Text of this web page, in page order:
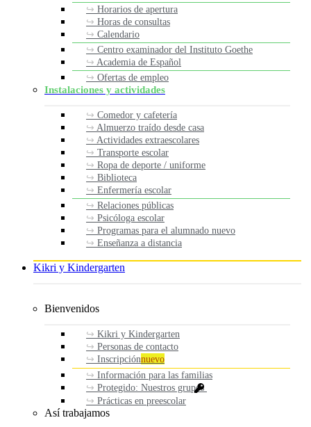
Horarios de apertura
Horas de consultas
Calendario
Centro examinador del Instituto Goethe
Academia de Español
Ofertas de empleo
Instalaciones y actividades
Comedor y cafetería
Almuerzo traído desde casa
Actividades extraescolares
Transporte escolar
Ropa de deporte / uniforme
Biblioteca
Enfermería escolar
Relaciones públicas
Psicóloga escolar
Programas para el alumnado nuevo
Enseñanza a distancia
Kikri y Kindergarten
Bienvenidos
Kikri y Kindergarten
Personas de contacto
Inscripciónnuevo
Información para las familias
Protegido: Nuestros grupos
Prácticas en preescolar
Así trabajamos